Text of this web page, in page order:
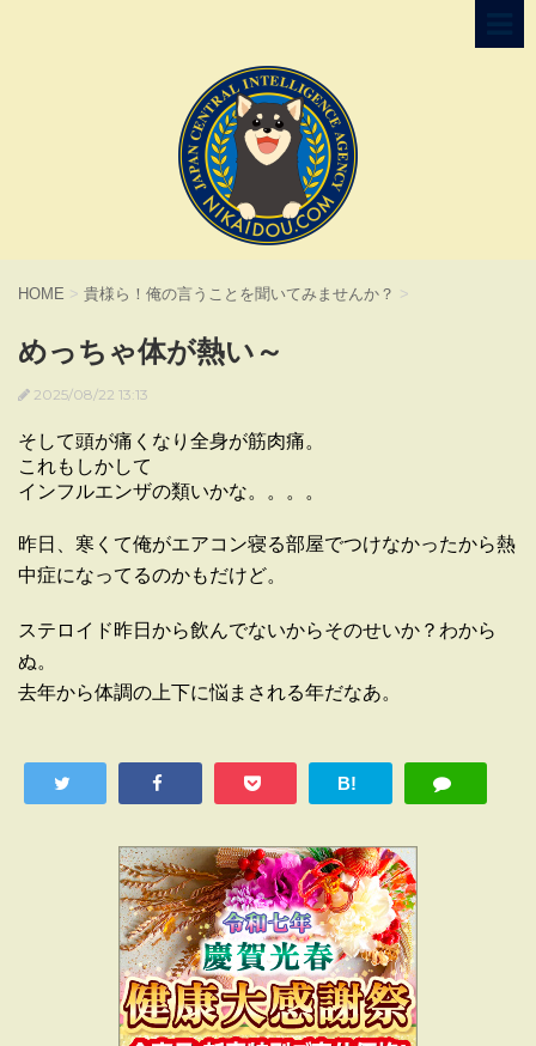
HOME > 貴様ら！俺の言うことを聞いてみませんか？ >
めっちゃ体が熱い～
2025/08/22 13:13
そして頭が痛くなり全身が筋肉痛。
これもしかして
インフルエンザの類いかな。。。。
昨日、寒くて俺がエアコン寝る部屋でつけなかったから熱
中症になってるのかもだけど。
ステロイド昨日から飲んでないからそのせいか？わから
ぬ。
去年から体調の上下に悩まされる年だなあ。
B!